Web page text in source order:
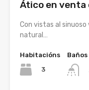
Ático en venta
Con vistas al
natural…
Habitacións
3
Baños